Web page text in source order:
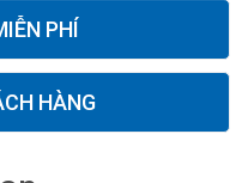
PHÍ
HÀNG